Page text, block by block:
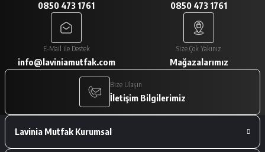
A... V... | 29/01/2026
Paketleme çok iyiydi. Ürünler tam
istediğimiz gibiydi.
A... V... | 29/01/2026
Deneyimini Paylaş
0850 473 1761 0850 473 1761
E-Mail ile Destek
info@laviniamutfak.com
Size Çok Yakınız
Mağazalarımız
Bize Ulaşın
İletişim Bilgilerimiz
Lavinia Mutfak Kurumsal